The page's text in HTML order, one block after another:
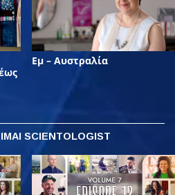
Εμ – Αυστραλία
SCIENTOLOGIST